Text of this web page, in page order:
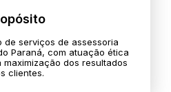
de serviços de assessoria
Paraná, com atuação ética
dos resultados
clientes.